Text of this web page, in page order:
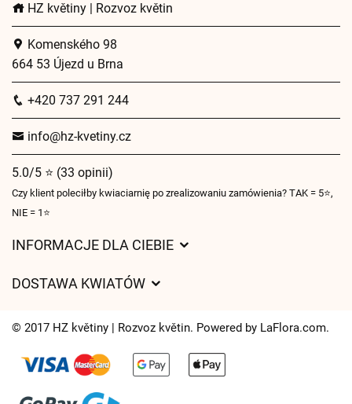
HZ květiny | Rozvoz květin
Komenského 98
664 53 Újezd u Brna
+420 737 291 244
info@hz-kvetiny.cz
5.0/5 ⭐ (33 opinii)
Czy klient poleciłby kwiaciarnię po zrealizowaniu zamówienia? TAK = 5⭐,
NIE = 1⭐
INFORMACJE DLA CIEBIE
Czasy dostawy kwiatów – przegląd możliwości
DOSTAWA KWIATÓW
Gdzie dostarczamy kwiaty
Ciasteczka
© 2017 HZ květiny | Rozvoz květin. Powered by LaFlora.com.